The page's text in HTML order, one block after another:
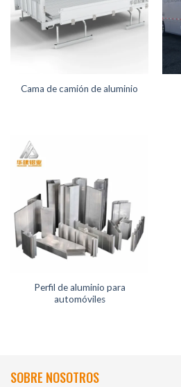
Cama de camión de aluminio
Perfil de aluminio para
automóviles
SOBRE NOSOTROS